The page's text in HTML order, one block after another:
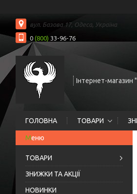
вул. Базова 17, Одеса, Україна
0 (800) 33-96-76
Інтернет-магазин
ГОЛОВНА ТОВАРИ
ТОВАРИ
ЗНИЖКИ ТА АКЦІЇ
НОВИНКИ